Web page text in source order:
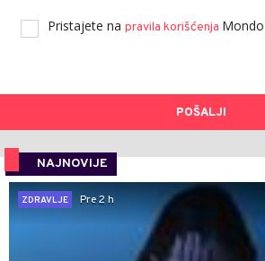
Pristajete na pravila korišćenja
POŠALJI
NAJNOVIJE
ZDRAVLJE
Pre 2 h